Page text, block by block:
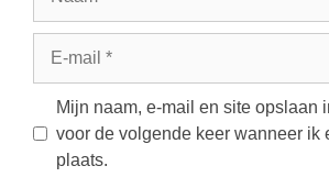
Mijn naam, e-mail en site opslaan
voor de volgende keer wanneer ik
plaats.